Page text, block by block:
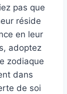
pas que
réside
en leur
adoptez
zodiaque
dans
de soi